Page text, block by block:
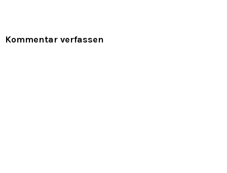
Kommentar verfassen